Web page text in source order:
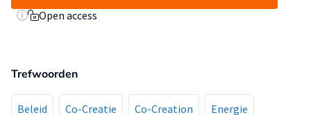
Open access
Trefwoorden
Beleid Co-Creatie Co-Creation Energie